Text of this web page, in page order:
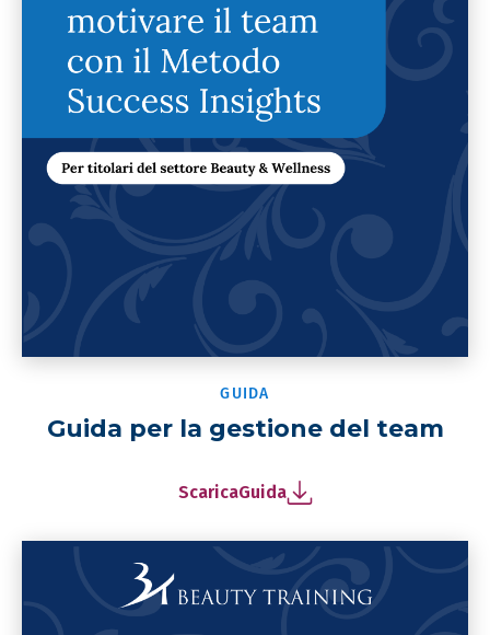
GUIDA
Guida per la gestione del team
ScaricaGuida